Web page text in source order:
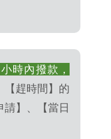
時內撥款，
【趕時間】的
請】、【當日